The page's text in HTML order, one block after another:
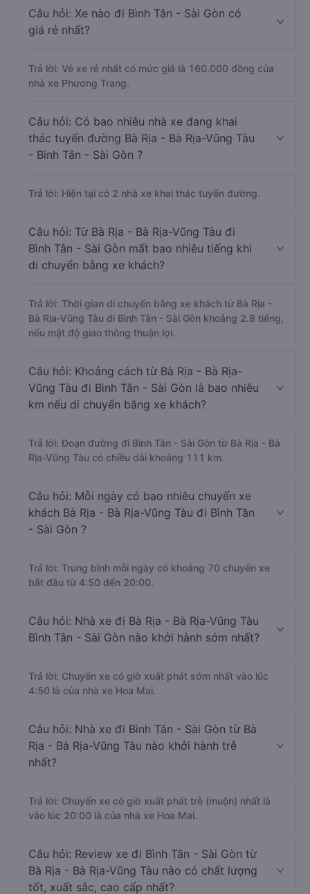
Câu hỏi: Xe nào đi Bình Tân - Sài Gòn có
giá rẻ nhất?
Trả lời: Vé xe rẻ nhất có mức giá là 160.000 đồng của
nhà xe Phương Trang.
Câu hỏi: Có bao nhiêu nhà xe đang khai
thác tuyến đường Bà Rịa - Bà Rịa-Vũng Tàu
- Bình Tân - Sài Gòn ?
Trả lời: Hiện tại có 2 nhà xe khai thác tuyến đường.
Câu hỏi: Từ Bà Rịa - Bà Rịa-Vũng Tàu đi
Bình Tân - Sài Gòn mất bao nhiêu tiếng khi
di chuyển bằng xe khách?
Trả lời: Thời gian di chuyển bằng xe khách từ Bà Rịa -
Bà Rịa-Vũng Tàu đi Bình Tân - Sài Gòn khoảng 2.8 tiếng,
nếu mật độ giao thông thuận lợi.
Câu hỏi: Khoảng cách từ Bà Rịa - Bà Rịa-
Vũng Tàu đi Bình Tân - Sài Gòn là bao nhiêu
km nếu di chuyển bằng xe khách?
Trả lời: Đoạn đường đi Bình Tân - Sài Gòn từ Bà Rịa - Bà
Rịa-Vũng Tàu có chiều dài khoảng 111 km.
Câu hỏi: Mỗi ngày có bao nhiêu chuyến xe
khách Bà Rịa - Bà Rịa-Vũng Tàu đi Bình Tân
- Sài Gòn ?
Trả lời: Trung bình mỗi ngày có khoảng 70 chuyến xe
bắt đầu từ 4:50 đến 20:00.
Câu hỏi: Nhà xe đi Bà Rịa - Bà Rịa-Vũng Tàu
Bình Tân - Sài Gòn nào khởi hành sớm nhất?
Trả lời: Chuyến xe có giờ xuất phát sớm nhất vào lúc
4:50 là của nhà xe Hoa Mai.
Câu hỏi: Nhà xe đi Bình Tân - Sài Gòn từ Bà
Rịa - Bà Rịa-Vũng Tàu nào khởi hành trễ
nhất?
Trả lời: Chuyến xe có giờ xuất phát trễ (muộn) nhất là
vào lúc 20:00 là của nhà xe Hoa Mai.
Câu hỏi: Review xe đi Bình Tân - Sài Gòn từ
Bà Rịa - Bà Rịa-Vũng Tàu nào có chất lượng
tốt, xuất sắc, cao cấp nhất?